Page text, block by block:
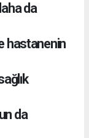
da
hastanenin
da